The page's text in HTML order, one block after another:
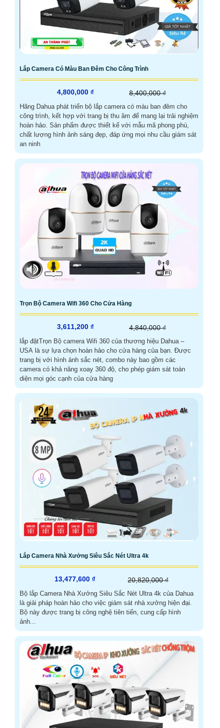
Lắp Camera Có Màu Ban Đêm Cho Công Trình
4,800,000 ₫ 8,400,000 ₫
Hãng Dahua phát triển bộ lắp camera có màu ban đêm cho
công trình, kết hợp với trang bị thu âm để mang lại trải nghiệm
hoàn hảo. Sản phẩm được thiết kế với mẫu mã phong phú,
chất lượng hình ảnh sáng đẹp, đáp ứng mọi nhu cầu giám sát
an ninh
Trọn Bộ Camera Wifi 360 Cho Cửa Hàng
3,611,200 ₫ 4,840,000 ₫
lắp đặtTrọn Bộ camera Wifi 360 của thương hiệu Dahua –
USA là sự lựa chọn hoàn hảo cho cửa hàng của bạn. Được
trang bị với hình ảnh sắc nét, combo này bao gồm các
camera có khả năng xoay 360 độ, cho phép giám sát toàn
diện mọi góc cạnh của cửa hàng
Lắp Camera Nhà Xưởng Siêu Sắc Nét Ultra 4k
13,477,600 ₫ 20,820,000 ₫
Bộ lắp Camera Nhà Xưởng Siêu Sắc Nét Ultra 4k của Dahua
là giải pháp hoàn hảo cho việc giám sát nhà xưởng hiện đại.
Bộ này được trang bị công nghệ tiên tiến, cung cấp hình
ảnh...